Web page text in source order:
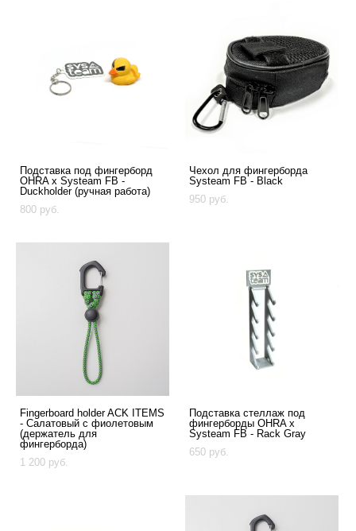
Подставка под фингерборд
OHRA x Systeam FB -
Duckholder (ручная работа)
800 pуб.
Чехол для фингерборда
Systeam FB - Black
950 pуб.
Fingerboard holder ACK ITEMS
- Cалатовый с фиолетовым
(держатель для
фингерборда)
1 200 pуб.
Подставка стеллаж под
фингерборды OHRA x
Systeam FB - Rack Gray
650 pуб.